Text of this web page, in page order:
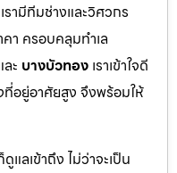
เรามีทีมช่างและวิศวกร
า ครอบคลุมทำเล
ละ บางบัวทอง เราเข้าใจดี
อยู่อาศัยสูง จึงพร้อมให้
ลเข้าถึง ไม่ว่าจะเป็น